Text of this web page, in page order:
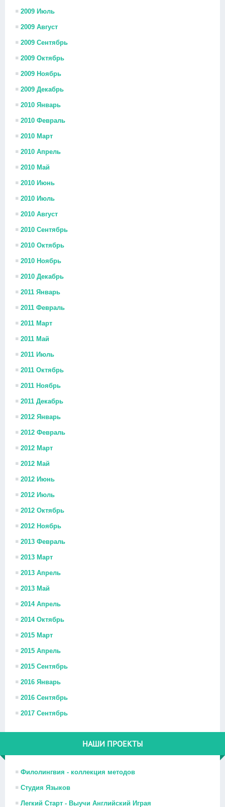
2009 Июль
2009 Август
2009 Сентябрь
2009 Октябрь
2009 Ноябрь
2009 Декабрь
2010 Январь
2010 Февраль
2010 Март
2010 Апрель
2010 Май
2010 Июнь
2010 Июль
2010 Август
2010 Сентябрь
2010 Октябрь
2010 Ноябрь
2010 Декабрь
2011 Январь
2011 Февраль
2011 Март
2011 Май
2011 Июль
2011 Октябрь
2011 Ноябрь
2011 Декабрь
2012 Январь
2012 Февраль
2012 Март
2012 Май
2012 Июнь
2012 Июль
2012 Октябрь
2012 Ноябрь
2013 Февраль
2013 Март
2013 Апрель
2013 Май
2014 Апрель
2014 Октябрь
2015 Март
2015 Апрель
2015 Сентябрь
2016 Январь
2016 Сентябрь
2017 Сентябрь
НАШИ ПРОЕКТЫ
Филолингвия - коллекция методов
Студия Языков
Легкий Старт - Выучи Английский Играя